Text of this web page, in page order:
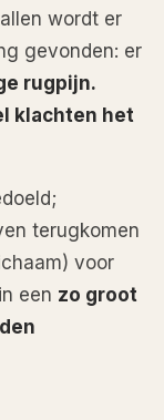
wordt er
gevonden: er
rugpijn.
klachten het
terugkomen
voor
een zo groot